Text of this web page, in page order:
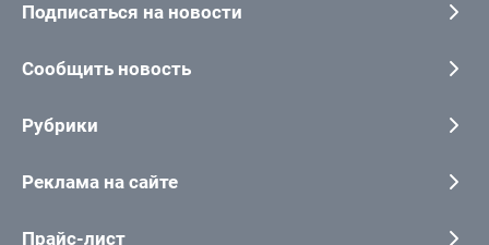
Подписаться на новости
Сообщить новость
Рубрики
Реклама на сайте
Прайс-лист